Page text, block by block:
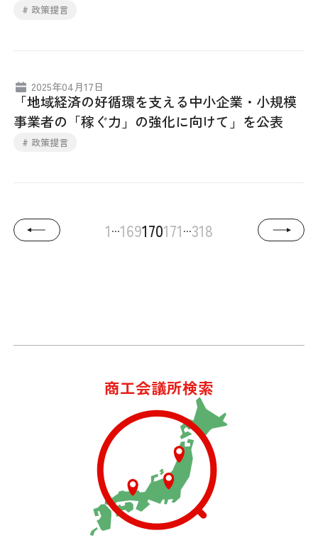
# 政策提言
2025年04月17日
「地域経済の好循環を支える中小企業・小規模
事業者の「稼ぐ力」の強化に向けて」を公表
# 政策提言
1...169170171...318
商工会議所検索